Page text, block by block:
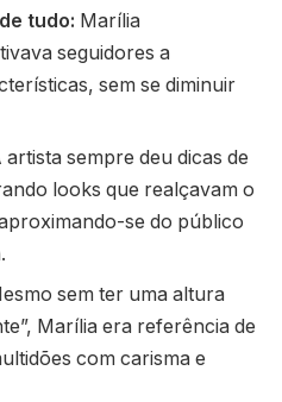
tudo: Marília
seguidores a
sem se diminuir
artista sempre deu dicas de
looks que realçavam o
se do público
sem ter uma altura
Marília era referência de
com carisma e